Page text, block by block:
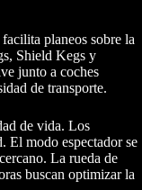
planeos sobre la
Shield Kegs y
junto a coches
de transporte.
de vida. Los
El modo espectador se
La rueda de
buscan optimizar la